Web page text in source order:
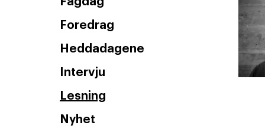
Foredrag
Heddadagene
Intervju
Lesning
Nyhet